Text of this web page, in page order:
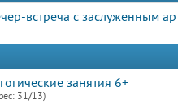
встреча с заслуженным
занятия 6+
31/13)